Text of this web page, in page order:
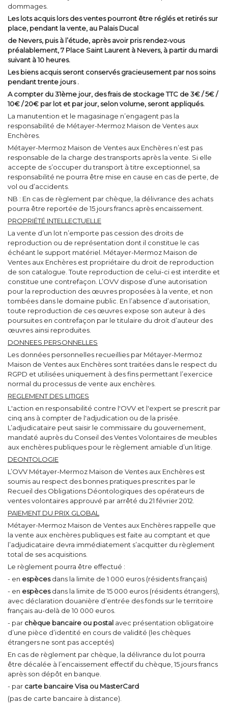
dommages.
Les lots acquis lors des ventes pourront être réglés et retirés sur
place, pendant la vente, au Palais Ducal
de Nevers, puis à l’étude, après avoir pris rendez-vous
préalablement, 7 Place Saint Laurent à Nevers, à partir du mardi
suivant à 10 heures.
Les biens acquis seront conservés gracieusement par nos soins
pendant trente jours .
A compter du 31ème jour, des frais de stockage TTC de 3€ / 5€ /
10€ / 20€ par lot et par jour, selon volume, seront appliqués.
La manutention et le magasinage n’engagent pas la
responsabilité de Métayer-Mermoz Maison de Ventes aux
Enchères.
Métayer-Mermoz Maison de Ventes aux Enchères n’est pas
responsable de la charge des transports après la vente. Si elle
accepte de s’occuper du transport à titre exceptionnel, sa
responsabilité ne pourra être mise en cause en cas de perte, de
vol ou d’accidents.
NB : En cas de règlement par chèque, la délivrance des achats
pourra être reportée de 15 jours francs après encaissement.
PROPRIÉTÉ INTELLECTUELLE
La vente d’un lot n’emporte pas cession des droits de
reproduction ou de représentation dont il constitue le cas
échéant le support matériel. Métayer-Mermoz Maison de
Ventes aux Enchères est propriétaire du droit de reproduction
de son catalogue. Toute reproduction de celui-ci est interdite et
constitue une contrefaçon. L’OVV dispose d’une autorisation
pour la reproduction des œuvres proposées à la vente, et non
tombées dans le domaine public. En l’absence d’autorisation,
toute reproduction de ces œuvres expose son auteur à des
poursuites en contrefaçon par le titulaire du droit d’auteur des
œuvres ainsi reproduites.
DONNEES PERSONNELLES
Les données personnelles recueillies par Métayer-Mermoz
Maison de Ventes aux Enchères sont traitées dans le respect du
RGPD et utilisées uniquement à des fins permettant l’exercice
normal du processus de vente aux enchères.
REGLEMENT DES LITIGES
L'action en responsabilité contre l'OVV et l'expert se prescrit par
cinq ans à compter de l'adjudication ou de la prisée.
L’adjudicataire peut saisir le commissaire du gouvernement,
mandaté auprès du Conseil des Ventes Volontaires de meubles
aux enchères publiques pour le règlement amiable d’un litige.
DEONTOLOGIE
L’OVV Métayer-Mermoz Maison de Ventes aux Enchères est
soumis au respect des bonnes pratiques prescrites par le
Recueil des Obligations Déontologiques des opérateurs de
ventes volontaires approuvé par arrêté du 21 février 2012.
PAIEMENT DU PRIX GLOBAL
Métayer-Mermoz Maison de Ventes aux Enchères rappelle que
la vente aux enchères publiques est faite au comptant et que
l’adjudicataire devra immédiatement s’acquitter du règlement
total de ses acquisitions.
Le règlement pourra être effectué :
- en espècesdans la limite de 1 000 euros (résidents français)
- en espècesdans la limite de 15 000 euros (résidents étrangers),
avec déclaration douanière d’entrée des fonds sur le territoire
français au-delà de 10 000 euros.
- par chèque bancaire ou postal avec présentation obligatoire
d’une pièce d’identité en cours de validité (les chèques
étrangers ne sont pas acceptés)
En cas de règlement par chèque, la délivrance du lot pourra
être décalée à l’encaissement effectif du chèque, 15 jours francs
après son dépôt en banque.
- par carte bancaire Visa ou MasterCard
(pas de carte bancaire à distance).